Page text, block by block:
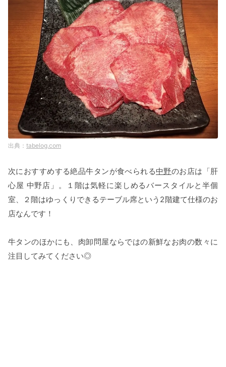
tabelog.com
次におすすめする絶品牛タンが食べられる中野のお店は「肝
心屋 中野店」。１階は気軽に楽しめるバースタイルと半個
室、２階はゆっくりできるテーブル席という2階建て仕様のお
店なんです！
牛タンのほかにも、肉卸問屋ならではの新鮮なお肉の数々に
注目してみてください◎